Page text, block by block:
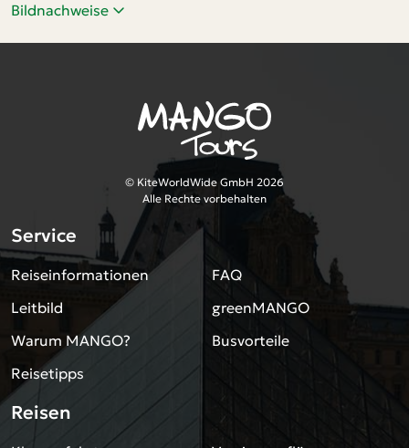
Bildnachweise
© KiteWorldWide GmbH 2026
Alle Rechte vorbehalten
Service
Reiseinformationen
Leitbild
Warum MANGO?
Reisetipps
FAQ
greenMANGO
Busvorteile
Reisen